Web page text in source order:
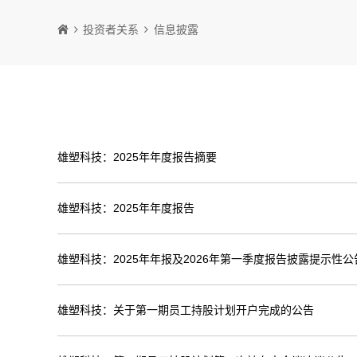
投资者关系 信息披露
雄塑科技：2025年年度报告摘要
雄塑科技：2025年年度报告
雄塑科技：2025年年报及2026年第一季度报告披露提示性公
雄塑科技：关于第一期员工持股计划开户完成的公告